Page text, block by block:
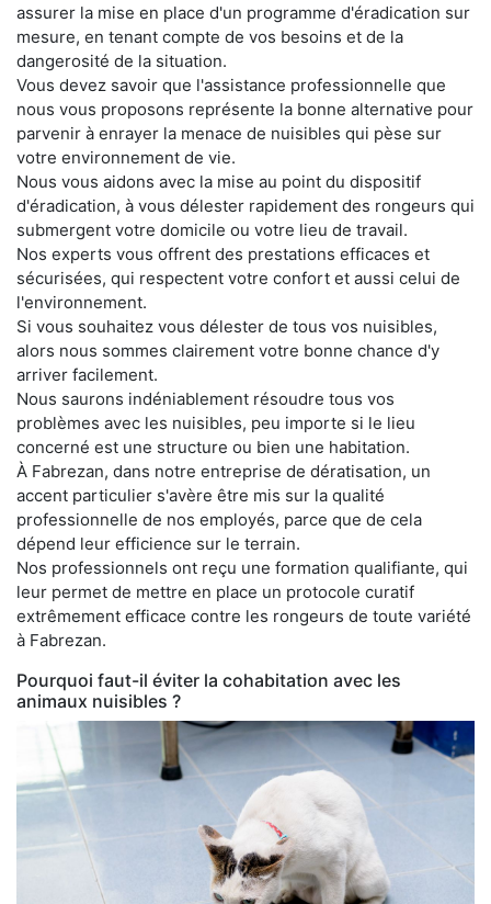
assurer la mise en place d'un programme d'éradication sur
mesure, en tenant compte de vos besoins et de la
dangerosité de la situation.
Vous devez savoir que l'assistance professionnelle que
nous vous proposons représente la bonne alternative pour
parvenir à enrayer la menace de nuisibles qui pèse sur
votre environnement de vie.
Nous vous aidons avec la mise au point du dispositif
d'éradication, à vous délester rapidement des rongeurs qui
submergent votre domicile ou votre lieu de travail.
Nos experts vous offrent des prestations efficaces et
sécurisées, qui respectent votre confort et aussi celui de
l'environnement.
Si vous souhaitez vous délester de tous vos nuisibles,
alors nous sommes clairement votre bonne chance d'y
arriver facilement.
Nous saurons indéniablement résoudre tous vos
problèmes avec les nuisibles, peu importe si le lieu
concerné est une structure ou bien une habitation.
À Fabrezan, dans notre entreprise de dératisation, un
accent particulier s'avère être mis sur la qualité
professionnelle de nos employés, parce que de cela
dépend leur efficience sur le terrain.
Nos professionnels ont reçu une formation qualifiante, qui
leur permet de mettre en place un protocole curatif
extrêmement efficace contre les rongeurs de toute variété
à Fabrezan.
Pourquoi faut-il éviter la cohabitation avec les
animaux nuisibles ?